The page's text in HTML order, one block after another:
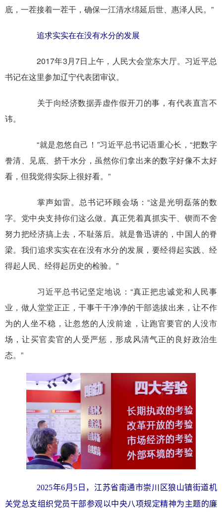
底，一茬接着一茬干，确保一江清水绵延后世、惠泽人民。”
追求实实在在没有水分的发展
2017年3月7日上午，人民大会堂东大厅。习近平总
书记在这里参加辽宁代表团审议。
关于向经济数据弄虚作假开刀的事，有代表直言不
讳。
“就是忽悠自己！”习近平总书记语重心长，“把数字
誊清、见底、挤干水分，虽然你们拿出来的数字好像不太好
看，但我觉得实际上很好看。”
掌声如雷。总书记环顾会场：“这是光明磊落的数
字。党中央支持你们这么做。真正凭着真抓实干、锲而不舍
努力把经济搞上去，不耻落后。就是鲁迅讲的，中国人的脊
梁。我们追求实实在在没有水分的发展，要经得起实践、经
得起人民、经得起历史的检验。”
习近平总书记坚定地说：“真正把忠诚党和人民事
业，做人堂堂正正，干事干干净净的干部选拔出来，让不作
为的人坐不稳，让忽悠的人没前途，让跑官要官的人没市
场，让买官卖官的人受严惩，形成风清气正的良好政治生
态。”
2025年6月5日，江苏省南通市崇川区狼山镇街道机
关党总支组织党员干部参观以中央八项规定精神为主题的廉